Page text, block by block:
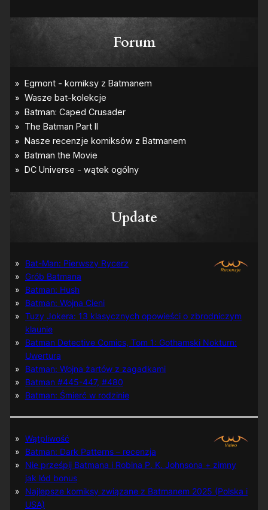
Forum
Update
Bat-Man: Pierwszy Rycerz
Grób Batmana
Batman: Hush
Batman: Wojna Cieni
Tuzy Jokera: 13 klasycznych opowieści o zbrodniczym
klaunie
Batman Detective Comics, Tom 1: Gothamski Nokturn:
Uwertura
Batman: Wojna żartów z zagadkami
Batman #445-447, #480
Batman: Śmierć w rodzinie
Wątpliwość
Batman: Dark Patterns – recenzja
Nie prześpij Batmana i Robina P. K. Johnsona + zimny
jak lód bonus
Najlepsze komiksy związane z Batmanem 2025 (Polska i
USA)